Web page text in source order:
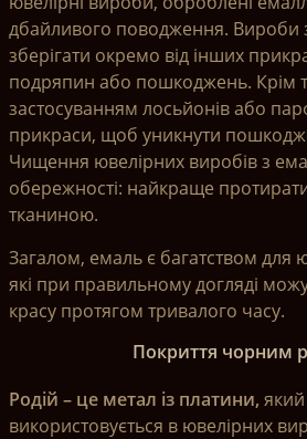
дбайливого поводження. Вироби
зберігати окремо від інших
подряпин або пошкоджень. Крім
застосуванням лосьйонів або
прикраси, щоб уникнути
Чищення ювелірних виробів з
обережності: найкраще
тканиною.
Загалом, емаль є багатством для
які при правильному догляді
красу протягом тривалого часу.
Покриття чорним
Родій – це метал із платини,
використовується в ювелірних